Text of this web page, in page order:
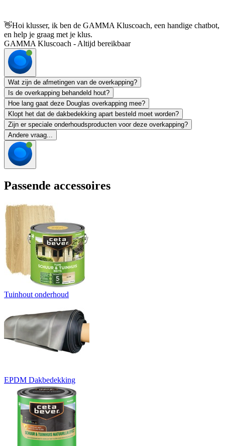
👋Hoi klusser, ik ben de GAMMA Kluscoach, een handige chatbot,
en help je graag met je klus.
GAMMA Kluscoach - Altijd bereikbaar
Wat zijn de afmetingen van de overkapping?
Is de overkapping behandeld hout?
Hoe lang gaat deze Douglas overkapping mee?
Klopt het dat de dakbedekking apart besteld moet worden?
Zijn er speciale onderhoudsproducten voor deze overkapping?
Andere vraag...
Passende accessoires
Tuinhout onderhoud
EPDM Dakbedekking